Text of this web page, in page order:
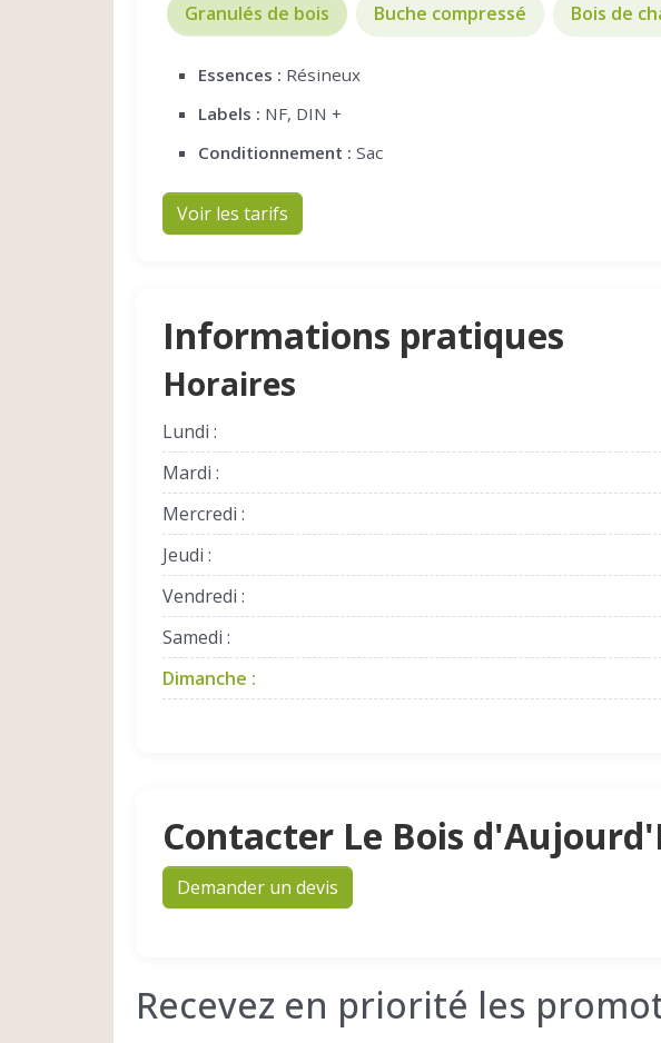
Granulés de bois Buche compressé Bois de
Essences : Résineux
Labels : NF, DIN +
Conditionnement : Sac
Voir les tarifs
Informations pratiques
Horaires
Lundi :
Mardi :
Mercredi :
Jeudi :
Vendredi :
Samedi :
Dimanche :
Contacter Le Bois
Demander un devis
Recevez en priorité les